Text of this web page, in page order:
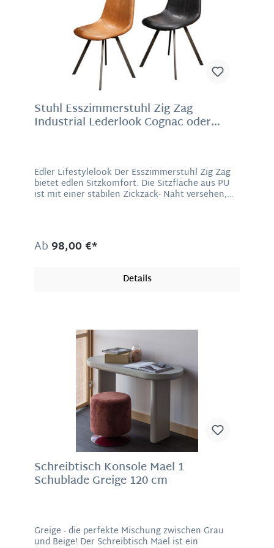
Sitzhöhe 46-42 cm, Sitztiefe von 47 cm
Stuhl Esszimmerstuhl Zig Zag
Industrial Lederlook Cognac oder
Edler Lifestylelook Der Esszimmerstuhl Zig Zag
bietet edlen Sitzkomfort. Die Sitzfläche aus PU
ist mit einer stabilen Zickzack- Naht versehen,
und pflegeleicht. Die flachen Füße des stabilen
Metallgestells lassen ihn sehr filigran
ein gutes Bild im Esszimmer ab, sondern fügt
sich ebenso passend im Arbeitszimmer ein.
Ab98,00 €*
Details
Schreibtisch Konsole Mael 1
Schublade Greige 120 cm
Greige - die perfekte Mischung zwischen Grau
und Beige! Der Schreibtisch Mael ist ein